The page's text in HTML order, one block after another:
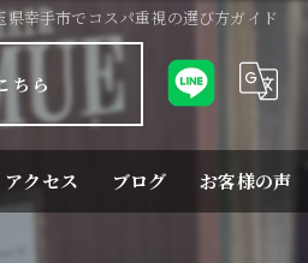
幸手市でコスパ重視の選び方ガイド
ちら
アクセス ブログ お客様の声